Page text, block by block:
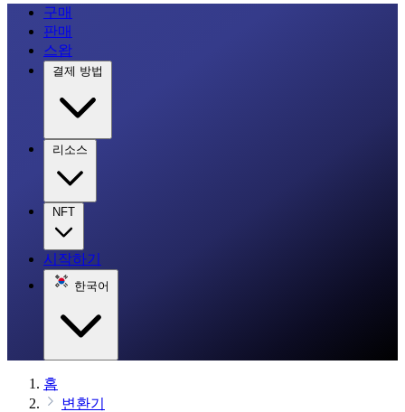
구매
판매
스왑
결제 방법
리소스
NFT
시작하기
한국어
홈
변환기